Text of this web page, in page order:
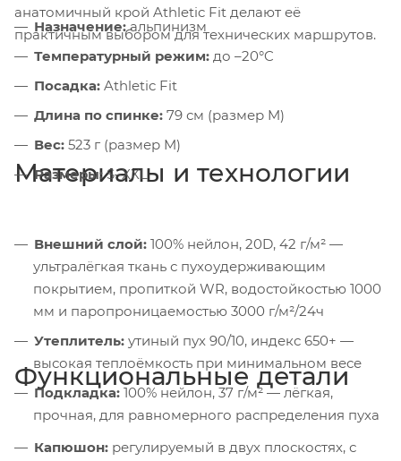
анатомичный крой Athletic Fit делают её
практичным выбором для технических маршрутов.
Назначение:альпинизм
Температурный режим: до –20°C
Посадка: Athletic Fit
Длина по спинке: 79 см (размер M)
Вес: 523 г (размер M)
Размеры:S–XXL
Материалы и технологии
Внешний слой: 100% нейлон, 20D, 42 г/м² —
ультралёгкая ткань с пухоудерживающим
покрытием, пропиткой WR, водостойкостью 1000
мм и паропроницаемостью 3000 г/м²/24ч
Утеплитель: утиный пух 90/10, индекс 650+ —
высокая теплоёмкость при минимальном весе
Подкладка: 100% нейлон, 37 г/м² — лёгкая,
прочная, для равномерного распределения пуха
Функциональные детали
Капюшон: регулируемый в двух плоскостях, с